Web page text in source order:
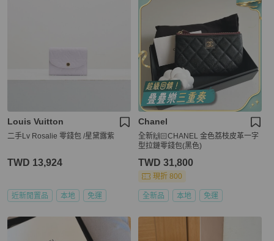
Louis Vuitton
二手Lv Rosalie 零錢包 /星黛露紫
TWD 13,924
近新閒置品 本地 免運
Chanel
全新🙌🏻CHANEL 金色荔枝皮革一字
型拉鏈零錢包(黑色)
TWD 31,800
現折 800
全新品 本地 免運